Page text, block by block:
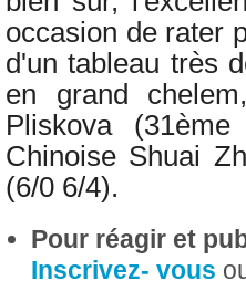
occasion de rater
d'un tableau très
en grand
Pliskova
Chinoise Shuai
(6/0 6/4).
Pour réagir et
Inscrivez- vous